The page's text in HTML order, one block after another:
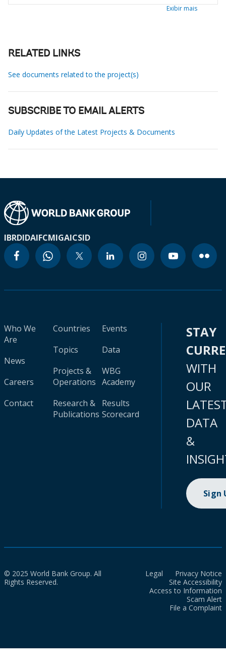
Exibir mais
RELATED LINKS
See documents related to the project(s)
SUBSCRIBE TO EMAIL ALERTS
Daily Updates of the Latest Projects & Documents
IBRDIDAIFCMIGAICSID
Who We
Are
News
Careers
Contact
Countries
Topics
Projects &
Operations
Research &
Publications
Events
Data
WBG
Academy
Results
Scorecard
STAY
WITH
OUR
DATA
&
Sign
© 2025 World Bank Group. All
Rights Reserved.
Legal
Privacy Notice
Site Accessibility
Access to Information
Scam Alert
File a Complaint